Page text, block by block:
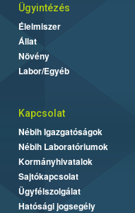
Ügyintézés
Élelmiszer
Állat
Növény
Labor/Egyéb
Kapcsolat
Nébih Igazgatóságok
Nébih Laboratóriumok
Kormányhivatalok
Sajtókapcsolat
Ügyfélszolgálat
Hatósági jogsegély